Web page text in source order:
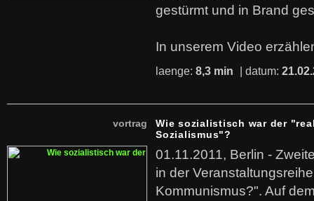
gestürmt und in Brand
In unserem Video
laenge: 8,3 min | datum:
vortrag
Wie sozialistisch war der
Sozialismus"?
01.11.2011, Berlin -
in der
Kommunismus?". Auf